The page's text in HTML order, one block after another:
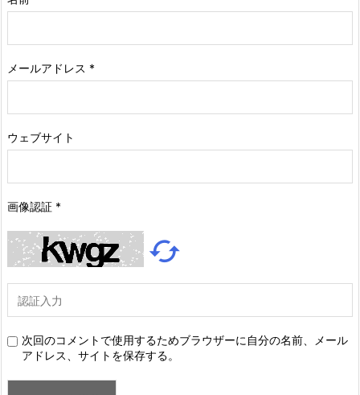
メールアドレス *
ウェブサイト
画像認証 *

次回のコメントで使用するためブラウザーに自分の名前、メール
アドレス、サイトを保存する。